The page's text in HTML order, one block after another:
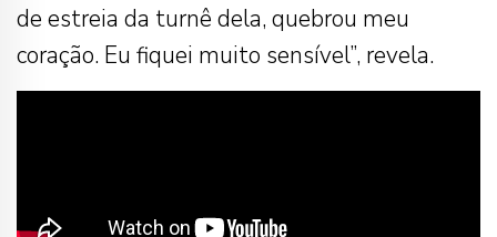
de estreia da turnê dela, quebrou meu
coração. Eu fiquei muito sensível”, revela.